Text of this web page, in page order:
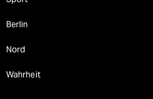
Berlin
Nord
Wahrheit